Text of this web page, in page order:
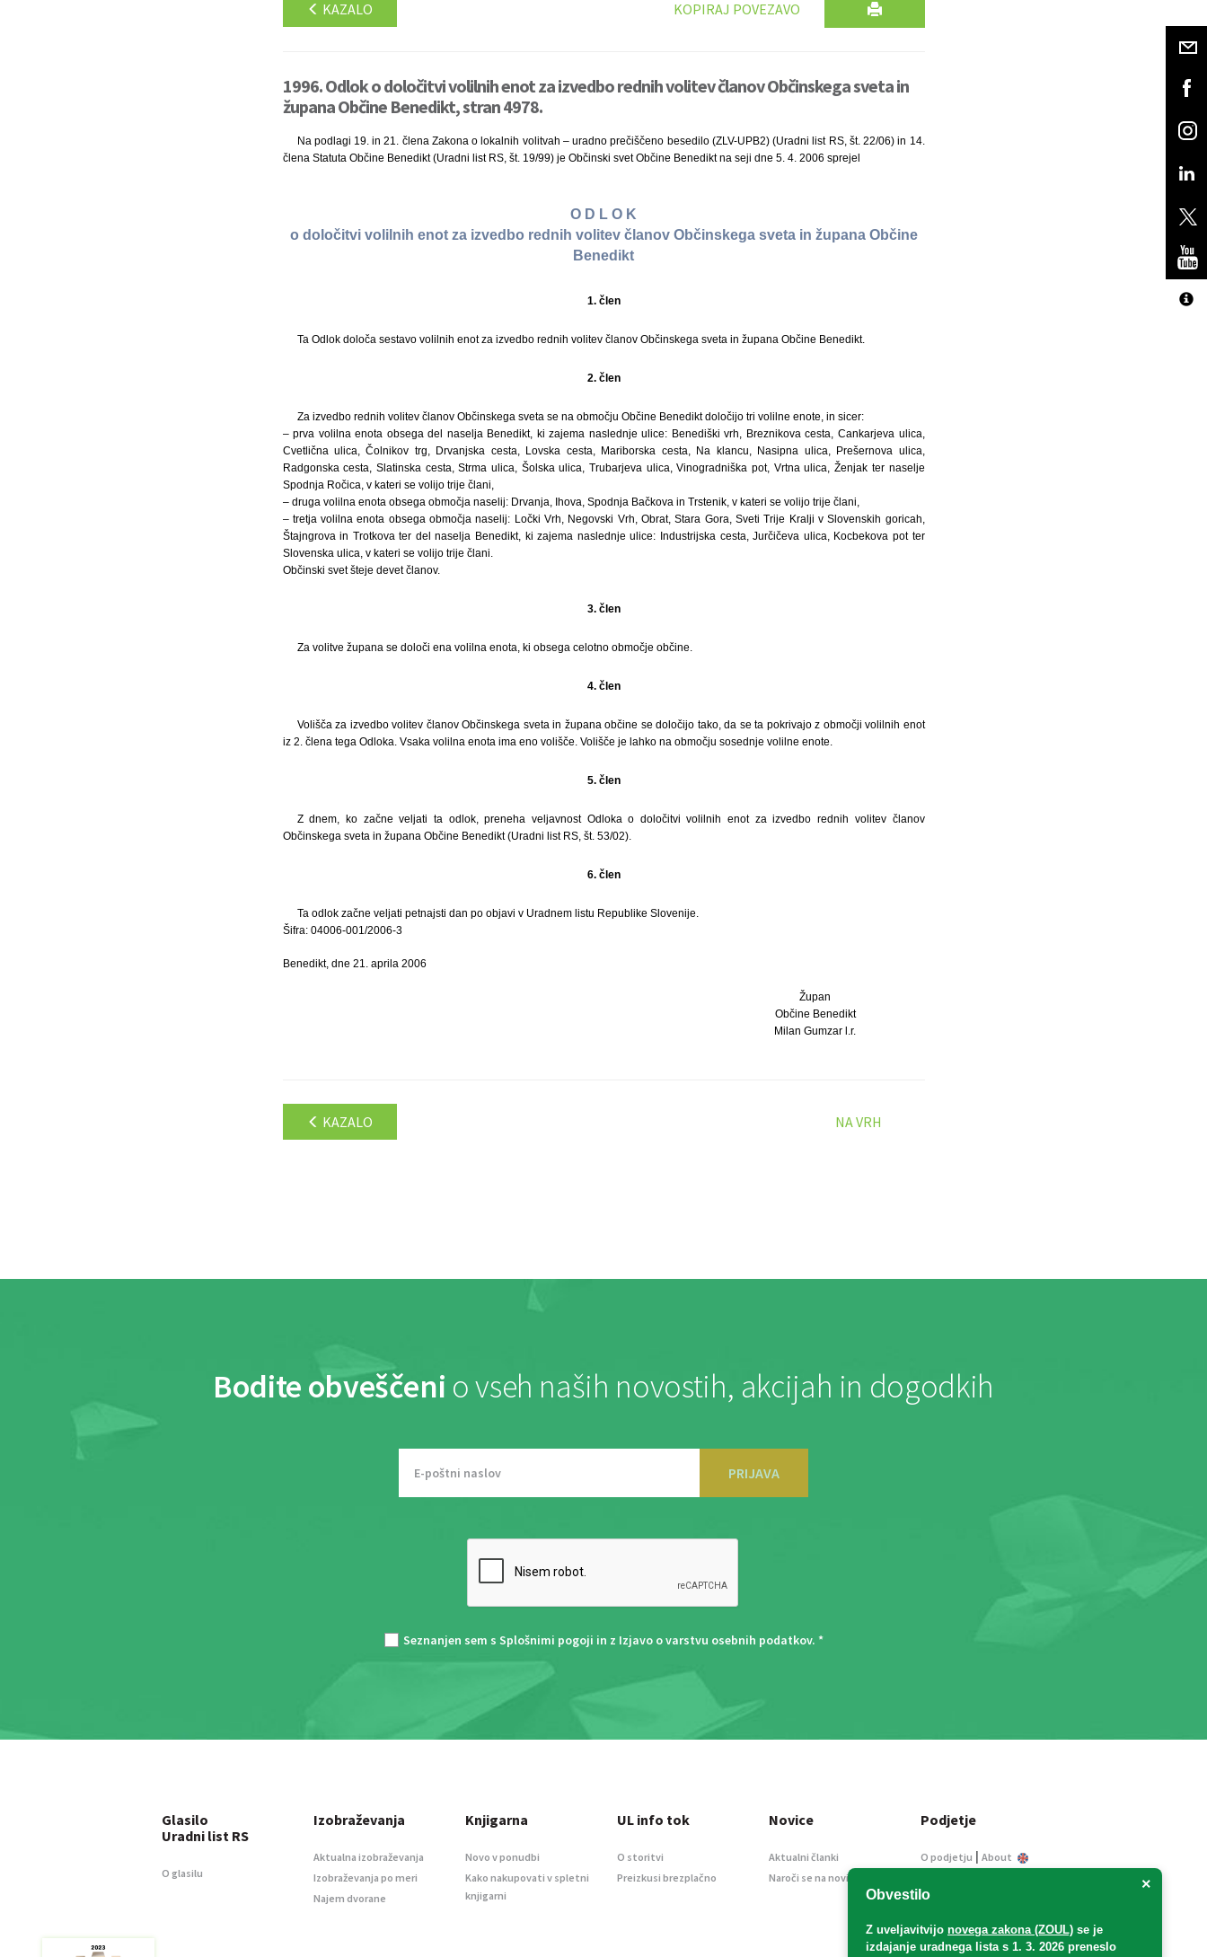
KAZALO KOPIRAJ POVEZAVO
1996. Odlok o določitvi volilnih enot za izvedbo rednih volitev članov Občinskega sveta in
župana Občine Benedikt, stran 4978.
Na podlagi 19. in 21. člena Zakona o lokalnih volitvah – uradno prečiščeno besedilo (ZLV-UPB2) (Uradni list RS, št. 22/06) in 14.
člena Statuta Občine Benedikt (Uradni list RS, št. 19/99) je Občinski svet Občine Benedikt na seji dne 5. 4. 2006 sprejel
O D L O K
o določitvi volilnih enot za izvedbo rednih volitev članov Občinskega sveta in župana Občine
Benedikt
1. člen
Ta Odlok določa sestavo volilnih enot za izvedbo rednih volitev članov Občinskega sveta in župana Občine Benedikt.
2. člen
Za izvedbo rednih volitev članov Občinskega sveta se na območju Občine Benedikt določijo tri volilne enote, in sicer:
– prva volilna enota obsega del naselja Benedikt, ki zajema naslednje ulice: Benediški vrh, Breznikova cesta, Cankarjeva ulica,
Cvetlična ulica, Čolnikov trg, Drvanjska cesta, Lovska cesta, Mariborska cesta, Na klancu, Nasipna ulica, Prešernova ulica,
Radgonska cesta, Slatinska cesta, Strma ulica, Šolska ulica, Trubarjeva ulica, Vinogradniška pot, Vrtna ulica, Ženjak ter naselje
Spodnja Ročica, v kateri se volijo trije člani,
– druga volilna enota obsega območja naselij: Drvanja, Ihova, Spodnja Bačkova in Trstenik, v kateri se volijo trije člani,
– tretja volilna enota obsega območja naselij: Ločki Vrh, Negovski Vrh, Obrat, Stara Gora, Sveti Trije Kralji v Slovenskih goricah,
Štajngrova in Trotkova ter del naselja Benedikt, ki zajema naslednje ulice: Industrijska cesta, Jurčičeva ulica, Kocbekova pot ter
Slovenska ulica, v kateri se volijo trije člani.
Občinski svet šteje devet članov.
3. člen
Za volitve župana se določi ena volilna enota, ki obsega celotno območje občine.
4. člen
Volišča za izvedbo volitev članov Občinskega sveta in župana občine se določijo tako, da se ta pokrivajo z območji volilnih enot
iz 2. člena tega Odloka. Vsaka volilna enota ima eno volišče. Volišče je lahko na območju sosednje volilne enote.
5. člen
Z dnem, ko začne veljati ta odlok, preneha veljavnost Odloka o določitvi volilnih enot za izvedbo rednih volitev članov
Občinskega sveta in župana Občine Benedikt (Uradni list RS, št. 53/02).
6. člen
Ta odlok začne veljati petnajsti dan po objavi v Uradnem listu Republike Slovenije.
Šifra: 04006-001/2006-3
Benedikt, dne 21. aprila 2006
Župan
Občine Benedikt
Milan Gumzar l.r.
KAZALO NA VRH
Bodite obveščeni o vseh naših novostih, akcijah in dogodkih
PRIJAVA
Seznanjen sem s Splošnimi pogoji in z Izjavo o varstvu osebnih podatkov. *
×
Obvestilo
Z uveljavitvijo novega zakona (ZOUL) se je
izdajanje uradnega lista s 1. 3. 2026 preneslo
Glasilo
Uradni list RS
O glasilu
Izobraževanja
Aktualna izobraževanja
Izobraževanja po meri
Najem dvorane
Knjigarna
Novo v ponudbi
Kako nakupovati v spletni
knjigarni
UL info tok
O storitvi
Preizkusi brezplačno
Novice
Aktualni članki
Naroči se na novice
Podjetje
O podjetju | About
Informacije javnega
Oglaševanje